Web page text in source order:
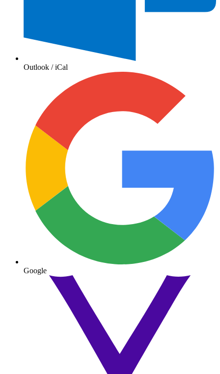
Outlook / iCal
Google